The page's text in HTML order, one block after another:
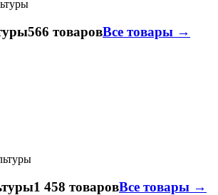
566 товаровВсе товары →
1 458 товаровВсе товары →